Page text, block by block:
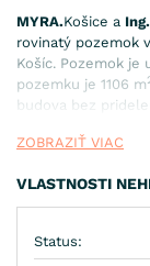
MYRA.Košice a
rovinatý pozemok
Košíc. Pozemok je
pozemku je 1106 m
budova bez
kanalizácia (riešia
MŠ, ZŠ pre
kontaktujte
ZOBRAZIŤ VIAC
VLASTNOSTI
Status: